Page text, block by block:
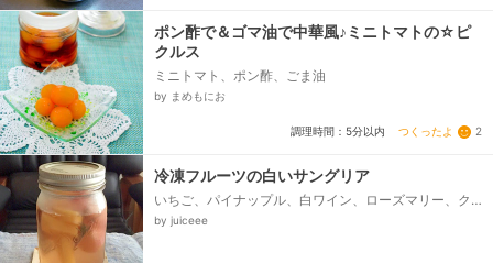
ポン酢で＆ゴマ油で中華風♪ミニトマトの☆ピ
クルス
ミニトマト、ポン酢、ごま油
by まめもにお
調理時間：5分以内 つくったよ 2
冷凍フルーツの白いサングリア
いちご、パイナップル、白ワイン、ローズマリー、ク
ローブ
by juiceee